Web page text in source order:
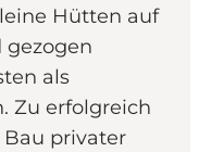
Hütten auf
gezogen
als
Zu erfolgreich
Bau privater